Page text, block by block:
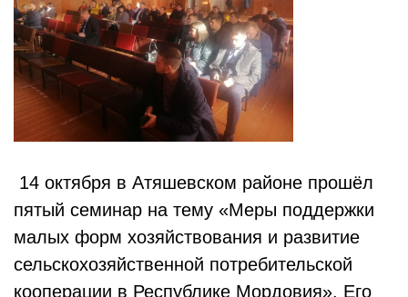
14 октября в Атяшевском районе прошёл
пятый семинар на тему «Меры поддержки
малых форм хозяйствования и развитие
сельскохозяйственной потребительской
кооперации в Республике Мордовия». Его